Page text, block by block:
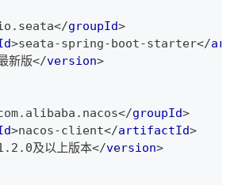
</groupId>
>seata-spring-boot-starter</
新版</version>
</groupId>
>nacos-client</artifactId>
及以上版本</version>